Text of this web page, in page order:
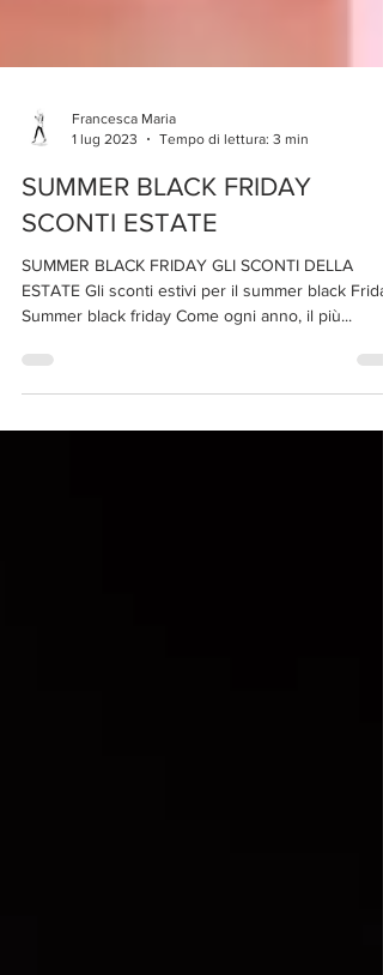
Francesca Maria
SUMMER BLACK FRIDAY
SCONTI ESTATE
SUMMER BLACK FRIDAY GLI SCONTI DELLA
ESTATE Gli sconti estivi per il summer black